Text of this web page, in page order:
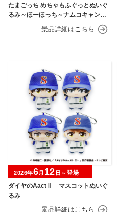
たまごっち めちゃもふぐっとぬいぐ
るみ～ほーほっち～ナムコキャンペ
ダイヤのAactⅡ マスコットぬいぐ
るみ
2026年6月 12 日～登場